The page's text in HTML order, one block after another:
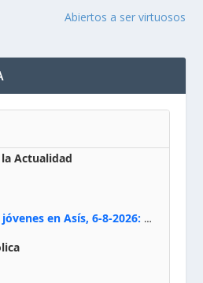
Abiertos a ser virtuosos
Actualidad
Papa León Xiv a los jóvenes en Asís, 6-8-2026: «De san Francisco aprendan la radicalidad evangélica: no los vuelve ciegos ni violentos, sino sensibles, atentos, siempre en el seguimiento de Jesús, humildes y acogiendo a todos»